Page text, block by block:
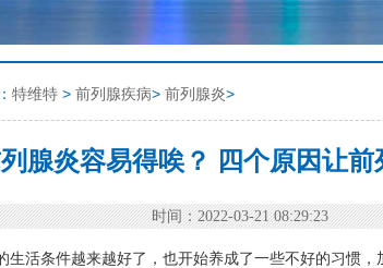
特维特 > 前列腺疾病> 前列腺炎>
腺炎容易得唉？ 四个原因让前
时间：2022-03-21 08:29:23
生活条件越来越好了，也开始养成了一些不好的习惯